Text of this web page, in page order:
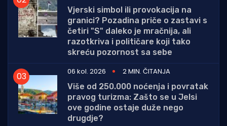
Vjerski simbol ili provokacija na
granici? Pozadina priče o zastavi s
četiri "S" daleko je mračnija, ali
razotkriva i političare koji tako
skreću pozornost sa sebe
06 kol. 2026
2 MIN. ČITANJA
Više od 250.000 noćenja i povratak
pravog turizma: Zašto se u Jelsi
ove godine ostaje duže nego
drugdje?